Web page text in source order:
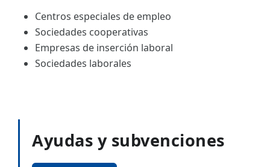
Centros especiales de empleo
Sociedades cooperativas
Empresas de inserción laboral
Sociedades laborales
Ayudas y subvenciones